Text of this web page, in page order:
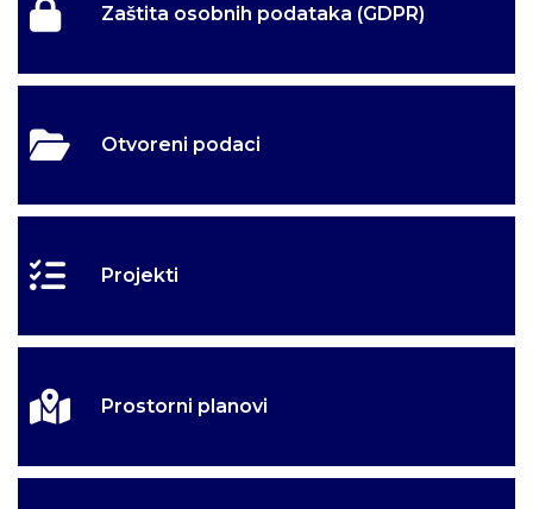
Zaštita osobnih podataka (GDPR)
Otvoreni podaci
Projekti
Prostorni planovi